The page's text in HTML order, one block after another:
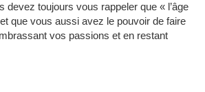
devez toujours vous rappeler que « l’âge
et que vous aussi avez le pouvoir de faire
vos passions et en restant